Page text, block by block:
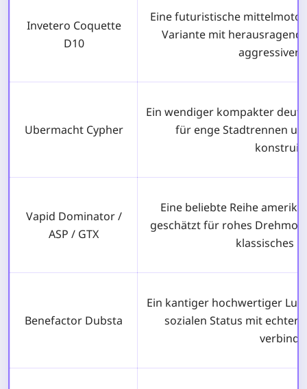
Invetero Coquette
D10
Eine futuristische
Variante mit
aggressiver
Ubermacht Cypher
Ein wendiger kompakter
für enge Stadtrennen
Vapid Dominator /
ASP / GTX
Eine beliebte Reihe
geschätzt für rohes
klassisches
Benefactor Dubsta
Ein kantiger hochwertiger
sozialen Status mit echter